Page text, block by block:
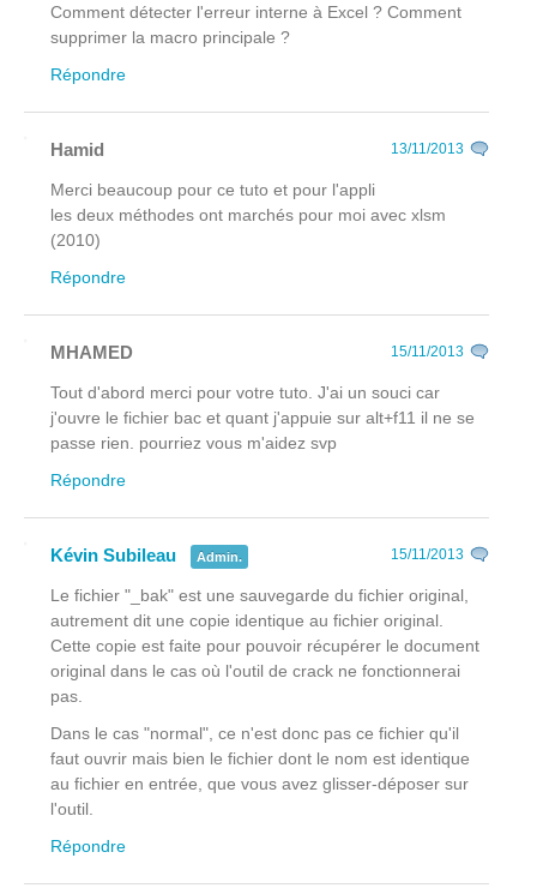
Comment détecter l'erreur interne à Excel ? Comment
supprimer la macro principale ?
Répondre
Hamid 13/11/2013
Merci beaucoup pour ce tuto et pour l'appli
les deux méthodes ont marchés pour moi avec xlsm
(2010)
Répondre
MHAMED 15/11/2013
Tout d'abord merci pour votre tuto. J'ai un souci car
j'ouvre le fichier bac et quant j'appuie sur alt+f11 il ne se
passe rien. pourriez vous m'aidez svp
Répondre
Kévin Subileau Admin. 15/11/2013
Le fichier "_bak" est une sauvegarde du fichier original,
autrement dit une copie identique au fichier original.
Cette copie est faite pour pouvoir récupérer le document
original dans le cas où l'outil de crack ne fonctionnerai
pas.
Dans le cas "normal", ce n'est donc pas ce fichier qu'il
faut ouvrir mais bien le fichier dont le nom est identique
au fichier en entrée, que vous avez glisser-déposer sur
l'outil.
Répondre